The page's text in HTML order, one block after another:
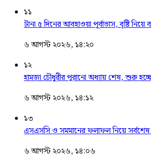
১১
টানা ৫ দিনের আবহাওয়া পূর্বাভাস, বৃষ্টি নিয়ে
৬ আগস্ট ২০২৬, ১৪:২০
১২
হামজা চৌধুরীর পুরানো অধ্যায় শেষ, শুরু
৬ আগস্ট ২০২৬, ১৪:১২
১৩
এসএসসি ও সমমানের ফলাফল নিয়ে সর্বশেষ
৬ আগস্ট ২০২৬, ১৪:০৬